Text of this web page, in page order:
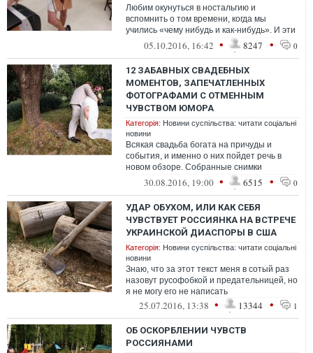
Любим окунуться в ностальгию и
вспомнить о том времени, когда мы
учились «чему нибудь и как-нибудь». И эти
веселые годы были особенно яркими
05.10.2016, 16:42 • 8247 • 0
12 ЗАБАВНЫХ СВАДЕБНЫХ
МОМЕНТОВ, ЗАПЕЧАТЛЕННЫХ
ФОТОГРАФАМИ С ОТМЕННЫМ
ЧУВСТВОМ ЮМОРА
Категорія: Новини суспільства: читати соціальні
новини
Всякая свадьба богата на причуды и
события, и именно о них пойдет речь в
новом обзоре. Собранные снимки
позволяет еще раз убедиться в том, что
30.08.2016, 19:00 • 6515 • 0
УДАР ОБУХОМ, ИЛИ КАК СЕБЯ
ЧУВСТВУЕТ РОССИЯНКА НА ВСТРЕЧЕ
УКРАИНСКОЙ ДИАСПОРЫ В США
Категорія: Новини суспільства: читати соціальні
новини
Знаю, что за этот текст меня в сотый раз
назовут русофобкой и предательницей, но
я не могу его не написать
25.07.2016, 13:38 • 13344 • 1
ОБ ОСКОРБЛЕНИИ ЧУВСТВ
РОССИЯНАМИ